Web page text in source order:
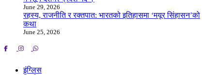
June 29, 2026
रहस्य, राजनीति र रक्तपात: भारतको इतिहासमा ‘मयूर सिंहासन’को
कथा
June 25, 2026
इंग्लिस